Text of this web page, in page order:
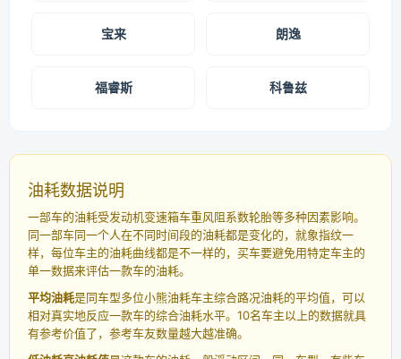
宝来 朗逸
福睿斯 科鲁兹
油耗数据说明
一部车的油耗受发动机变速箱车重风阻系数轮胎等多种因素影响。
同一部车同一个人在不同时间段的油耗都是变化的，就象指纹一
样，每位车主的油耗曲线都是不一样的，买车要避免用特定车主的
单一数据来评估一款车的油耗。
平均油耗是同车型多位小熊油耗车主综合路况油耗的平均值，可以
相对真实地反应一款车的综合油耗水平。10名车主以上的数据就具
有参考价值了，参考车友数量越大越准确。